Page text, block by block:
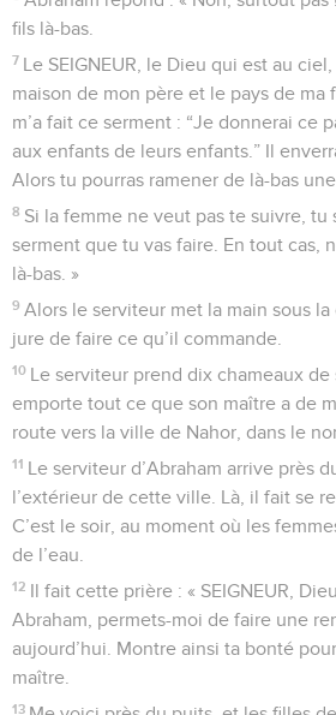
fils là-bas.
7 Le SEIGNEUR, le Dieu qui est au
maison de mon père et le pays de ma
m’a fait ce serment : “Je donnerai ce
aux enfants de leurs enfants.” Il
Alors tu pourras ramener de là-bas
8 Si la femme ne veut pas te suivre, tu
serment que tu vas faire. En tout cas,
là-bas. »
9 Alors le serviteur met la main sous la
jure de faire ce qu’il commande.
10 Le serviteur prend dix chameaux de
emporte tout ce que son maître a de
route vers la ville de Nahor, dans le
11 Le serviteur d’Abraham arrive près
l’extérieur de cette ville. Là, il fait se
C’est le soir, au moment où les
de l’eau.
12 Il fait cette prière : « SEIGNEUR,
Abraham, permets-moi de faire une
aujourd’hui. Montre ainsi ta bonté
maître.
13